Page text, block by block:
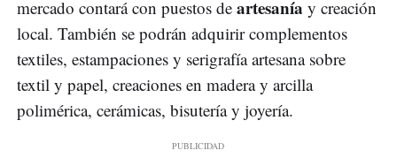
mercado contará con puestos de artesanía y creación
local. También se podrán adquirir complementos
textiles, estampaciones y serigrafía artesana sobre
textil y papel, creaciones en madera y arcilla
polimérica, cerámicas, bisutería y joyería.